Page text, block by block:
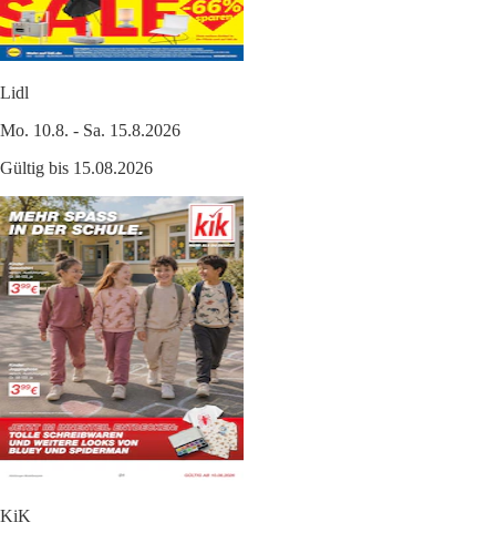
Lidl
Mo. 10.8. - Sa. 15.8.2026
Gültig bis 15.08.2026
KiK